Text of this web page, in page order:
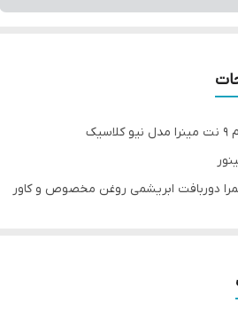
دوربافت ابریشمی روغن مخصوص و کاور